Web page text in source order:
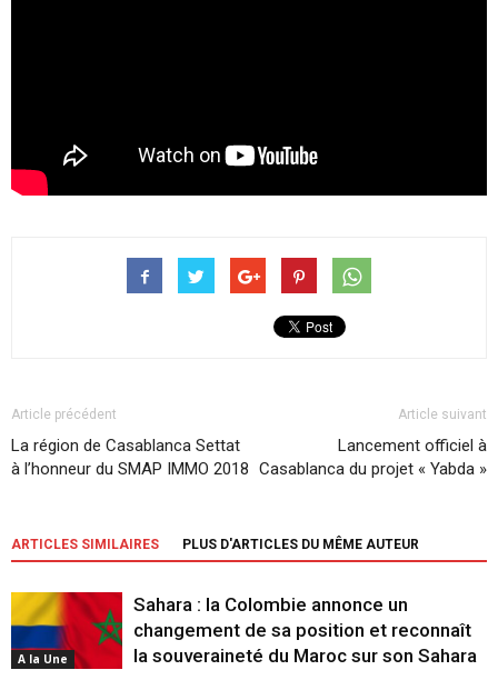
Article précédent
La région de Casablanca Settat
à l’honneur du SMAP IMMO 2018
Article suivant
Lancement officiel à
Casablanca du projet « Yabda »
ARTICLES SIMILAIRES PLUS D'ARTICLES DU MÊME AUTEUR
A la Une
Sahara : la Colombie annonce un
changement de sa position et reconnaît
la souveraineté du Maroc sur son Sahara